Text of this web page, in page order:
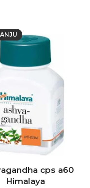
cps a60
Himalaya